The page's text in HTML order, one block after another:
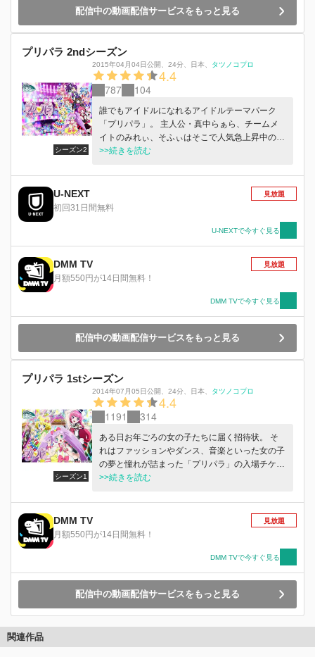
配信中の動画配信サービスをもっと見る
プリパラ 2ndシーズン
シーズン2
2015年04月04日公開、 24分、 日本、 タツノコプロ
4.4
787 104
誰でもアイドルになれるアイドルテーマパーク
「プリパラ」。 主人公・真中らぁら、チームメ
イトのみれぃ、そふぃはそこで人気急上昇中のア
イドルチーム「SoLaMi♡SMILE（そらみスマイ
久々に新ゾーンが開園した！「ドリームシアタ
ー」と名付けられたそのライブ会場で、チャーム
が導く運命の5人チームが最高のライブをする
パレード」が開催されるという。 プリパラアイ
ドルたちはこの新しいイベントに興味津々！ 運
命の5人とはいったい誰か？どのチームが「ドリ
ームシアター」で最高のライブを見せるのか？
新アイドルも登場する、アイドルテーマパーク
「プリパラ」の新シーズンがいよいよ開幕！
>>続きを読む
U-NEXT
初回31日間無料
見放題
U-NEXTで今すぐ見る
DMM TV
月額550円が14日間無料！
見放題
DMM TVで今すぐ見る
配信中の動画配信サービスをもっと見る
プリパラ 1stシーズン
シーズン1
2014年07月05日公開、 24分、 日本、 タツノコプロ
4.4
1191 314
ある日お年ごろの女の子たちに届く招待状。 そ
れはファッションやダンス、音楽といった女の子
の夢と憧れが詰まった「プリパラ」の入場チケッ
ト。 そこでは毎日のように、歌やダンス、ファ
の様子はTVやネットを通じて世界中に発信され
る。今やトップアイドルはこのプリパラから生ま
れるのだ。 主人公・らぁらも友だちと同じくプ
生のプリパラは禁止・・・ ところがひょんなこ
とからプリパラに初入場してしまったらぁらは、
らぁらのプリパラデビュー！？
>>続きを読む
DMM TV
月額550円が14日間無料！
見放題
DMM TVで今すぐ見る
配信中の動画配信サービスをもっと見る
関連作品